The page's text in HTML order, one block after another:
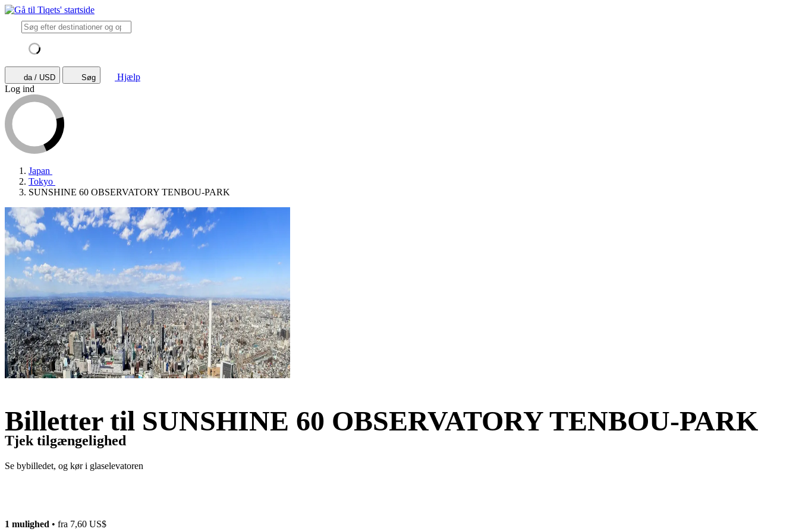
da / USD Søg
Hjælp
Log ind
Japan
Tokyo
SUNSHINE 60 OBSERVATORY TENBOU-PARK
Billetter til SUNSHINE 60 OBSERVATORY TENBOU-PARK
Se bybilledet, og kør i glaselevatoren
Tjek tilgængelighed
1 mulighed • fra 7,60 US$